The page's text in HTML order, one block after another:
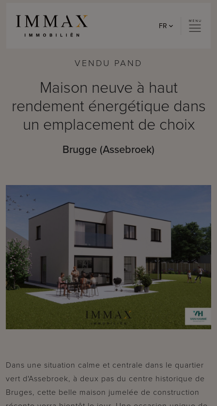
FR
VENDU PAND
Maison neuve à haut
rendement énergétique dans
un emplacement de choix
Brugge (Assebroek)
Dans une situation calme et centrale dans le quartier
vert d'Assebroek, à deux pas du centre historique de
Bruges, cette belle maison jumelée de construction